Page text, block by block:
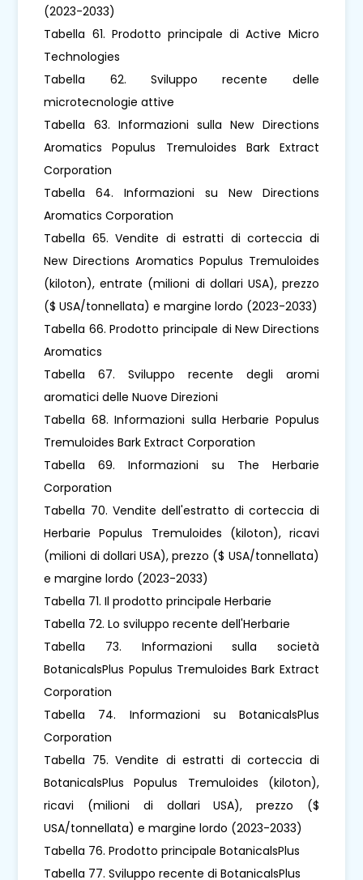
(2023-2033)
Tabella 61. Prodotto principale di Active Micro
Technologies
Tabella 62. Sviluppo recente delle
microtecnologie attive
Tabella 63. Informazioni sulla New Directions
Aromatics Populus Tremuloides Bark Extract
Corporation
Tabella 64. Informazioni su New Directions
Aromatics Corporation
Tabella 65. Vendite di estratti di corteccia di
New Directions Aromatics Populus Tremuloides
(kiloton), entrate (milioni di dollari USA), prezzo
($ USA/tonnellata) e margine lordo (2023-2033)
Tabella 66. Prodotto principale di New Directions
Aromatics
Tabella 67. Sviluppo recente degli aromi
aromatici delle Nuove Direzioni
Tabella 68. Informazioni sulla Herbarie Populus
Tremuloides Bark Extract Corporation
Tabella 69. Informazioni su The Herbarie
Corporation
Tabella 70. Vendite dell'estratto di corteccia di
Herbarie Populus Tremuloides (kiloton), ricavi
(milioni di dollari USA), prezzo ($ USA/tonnellata)
e margine lordo (2023-2033)
Tabella 71. Il prodotto principale Herbarie
Tabella 72. Lo sviluppo recente dell'Herbarie
Tabella 73. Informazioni sulla società
BotanicalsPlus Populus Tremuloides Bark Extract
Corporation
Tabella 74. Informazioni su BotanicalsPlus
Corporation
Tabella 75. Vendite di estratti di corteccia di
BotanicalsPlus Populus Tremuloides (kiloton),
ricavi (milioni di dollari USA), prezzo ($
USA/tonnellata) e margine lordo (2023-2033)
Tabella 76. Prodotto principale BotanicalsPlus
Tabella 77. Sviluppo recente di BotanicalsPlus